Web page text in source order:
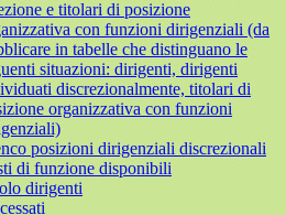
e titolari di posizione
con funzioni dirigenziali (da
in tabelle che distinguano le
situazioni: dirigenti, dirigenti
discrezionalmente, titolari di
organizzativa con funzioni
posizioni dirigenziali discrezionali
di funzione disponibili
dirigenti